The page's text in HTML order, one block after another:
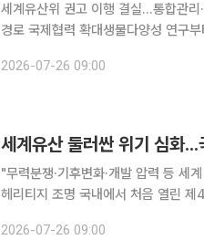
세계유산위 권고 이행 결실…통합관
경로 국제협력 확대생물다양성 연구부터
등재 이후 세계유산위원회의 권고사
2026-07-26 09:00
"무력분쟁·기후변화·개발 압력 등 세
헤리티지 조명 국내에서 처음 열린 제48차 유네스코 세계유산위원회가 ‘세계유산에 관한 부산 선언
정했다. 세계 각국 관계자들은 행사
2026-07-26 09:00